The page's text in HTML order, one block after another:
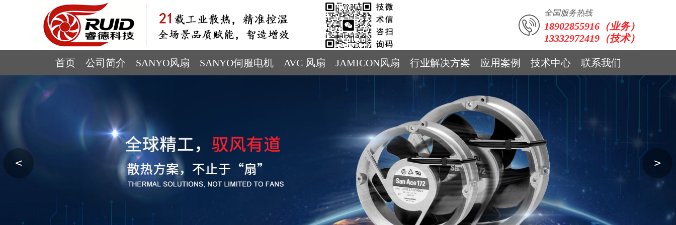
全国服务热线
18902855916（业务）
13332972419（技术）
首页 公司简介 SANYO风扇 SANYO伺服电机 AVC 风扇 JAMICON风扇 行业解决方案 应用案例 技术中心 联系我们